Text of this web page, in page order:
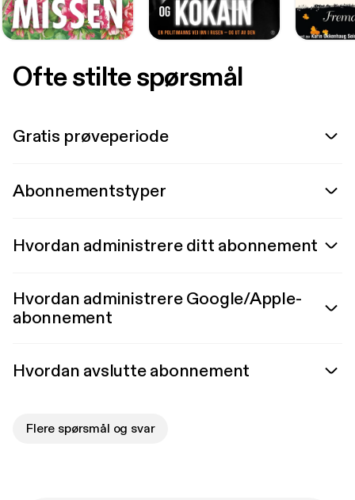
Ofte stilte spørsmål
Gratis prøveperiode
Abonnementstyper
Hvordan administrere ditt abonnement
Hvordan administrere Google/Apple-
abonnement
Hvordan avslutte abonnement
Flere spørsmål og svar